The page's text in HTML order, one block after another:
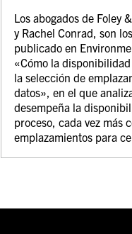
Los abogados de Foley
y Rachel Conrad, son
publicado en
«Cómo la
la selección de
datos», en el que
desempeña la
proceso, cada vez más
emplazamientos para